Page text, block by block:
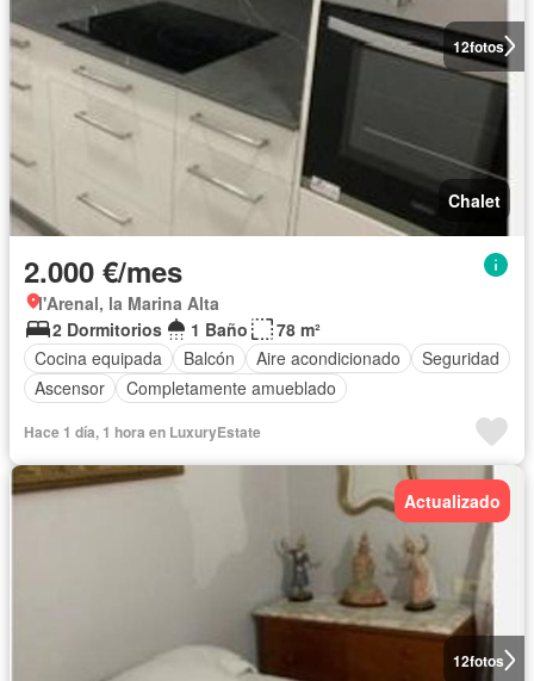
12fotos
Chalet
2.000 €/mes
l'Arenal, la Marina Alta
2 Dormitorios
1 Baño
78 m²
Cocina equipada
Balcón Aire acondicionado
Seguridad
Ascensor
Completamente amueblado
Hace 1 día, 1 hora en LuxuryEstate
12fotos
Actualizado